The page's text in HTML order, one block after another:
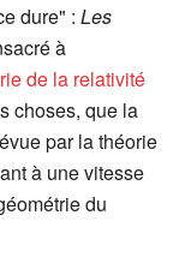
dure" : Les
à
de la relativité
choses, que la
par la théorie
à une vitesse
du